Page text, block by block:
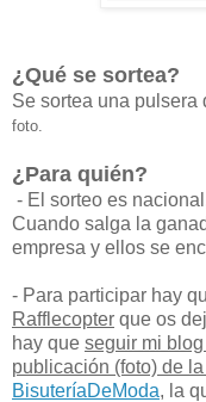
¿Qué se sortea?
Se sortea una pulsera
foto.
¿Para quién?
- El sorteo es
Cuando salga la
empresa y ellos se
- Para participar hay
Rafflecopter que os
hay que seguir mi blog
publicación (foto) de
BisuteríaDeModa, la